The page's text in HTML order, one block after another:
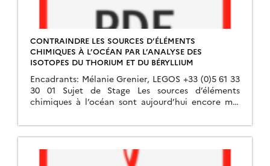
CONTRAINDRE LES SOURCES D’ÉLÉMENTS
CHIMIQUES À L’OCÉAN PAR L’ANALYSE DES
ISOTOPES DU THORIUM ET DU BÉRYLLIUM
Encadrants: Mélanie Grenier, LEGOS +33 (0)5 61 33
30 01 Sujet de Stage Les sources d’éléments
chimiques à l’océan sont aujourd’hui encore mal
[…]